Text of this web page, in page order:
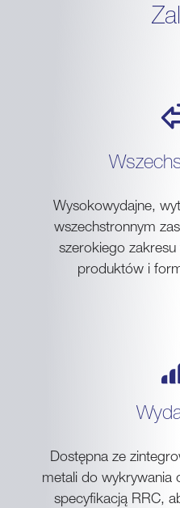
Wysokowydajne,
wszechstronnym
szerokiego
produktów i
Dostępna ze
metali do wykrywania
specyfikacją RRC,